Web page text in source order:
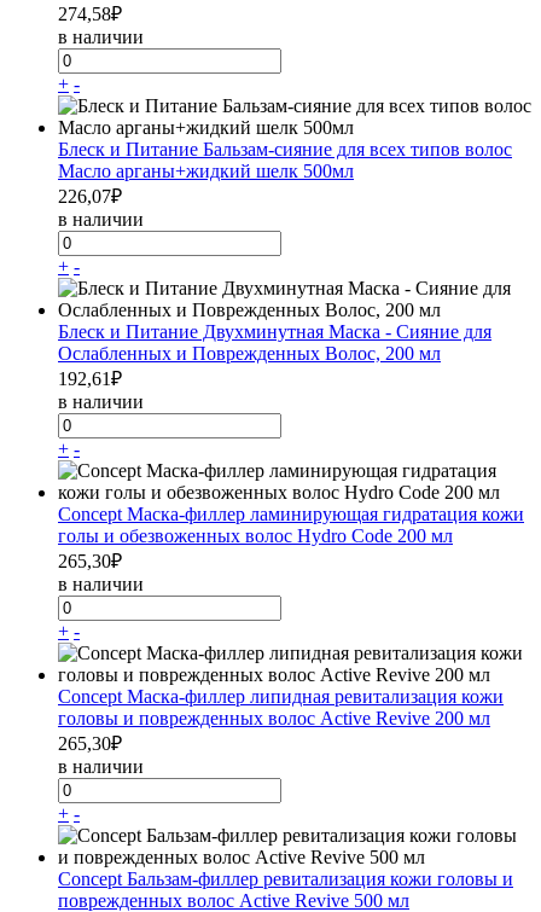
274,58₽
в наличии
+ -
Блеск и Питание Бальзам-сияние для всех типов волос
Масло арганы+жидкий шелк 500мл
226,07₽
в наличии
+ -
Блеск и Питание Двухминутная Маска - Сияние для
Ослабленных и Поврежденных Волос, 200 мл
192,61₽
в наличии
+ -
Concept Маска-филлер ламинирующая гидратация кожи
голы и обезвоженных волос Hydro Code 200 мл
265,30₽
в наличии
+ -
Concept Маска-филлер липидная ревитализация кожи
головы и поврежденных волос Active Revive 200 мл
265,30₽
в наличии
+ -
Concept Бальзам-филлер ревитализация кожи головы и
поврежденных волос Active Revive 500 мл